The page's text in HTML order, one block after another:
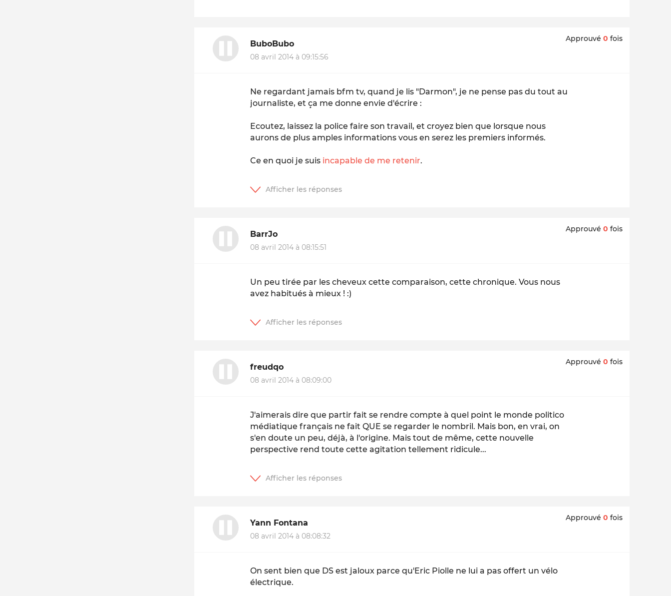
BuboBubo
08 avril 2014 à 09:15:56
Approuvé 0 fois
Ne regardant jamais bfm tv, quand je lis "Darmon", je ne pense pas du tout au
journaliste, et ça me donne envie d'écrire :
Ecoutez, laissez la police faire son travail, et croyez bien que lorsque nous
aurons de plus amples informations vous en serez les premiers informés.
Ce en quoi je suis incapable de me retenir.
BarrJo
08 avril 2014 à 08:15:51
Approuvé 0 fois
Un peu tirée par les cheveux cette comparaison, cette chronique. Vous nous
avez habitués à mieux ! :)
freudqo
08 avril 2014 à 08:09:00
Approuvé 0 fois
J'aimerais dire que partir fait se rendre compte à quel point le monde politico
médiatique français ne fait QUE se regarder le nombril. Mais bon, en vrai, on
s'en doute un peu, déjà, à l'origine. Mais tout de même, cette nouvelle
perspective rend toute cette agitation tellement ridicule...
Yann Fontana
08 avril 2014 à 08:08:32
Approuvé 0 fois
On sent bien que DS est jaloux parce qu'Eric Piolle ne lui a pas offert un vélo
électrique.